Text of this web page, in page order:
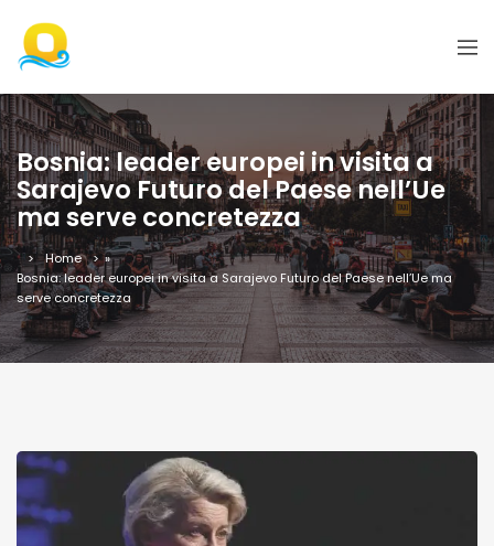
Bosnia: leader europei in visita a
Sarajevo Futuro del Paese nell’Ue
ma serve concretezza
Home
»
Bosnia: leader europei in visita a Sarajevo Futuro del Paese nell’Ue ma
serve concretezza